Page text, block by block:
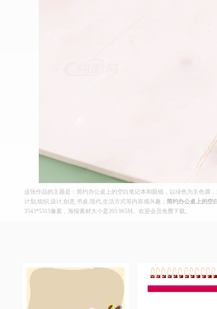
这张作品的主题是：简约办公桌上的空白笔记本和眼镜，以绿色为主色调
计划,组织,设计,创意,书桌,现代,生活方式等内容感兴趣， 简约办公桌上的空
3543*5315像素，海报素材大小是203.965M。欢迎会员免费下载。